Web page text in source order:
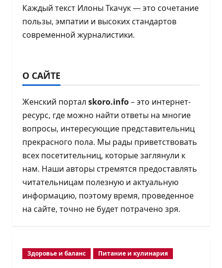
Каждый текст Илоны Ткачук — это сочетание
пользы, эмпатии и высоких стандартов
современной журналистики.
О САЙТЕ
Женский портал skoro.info– это интернет-
ресурс, где можно найти ответы на многие
вопросы, интересующие представительниц
прекрасного пола. Мы рады приветствовать
всех посетительниц, которые заглянули к
нам. Наши авторы стремятся предоставлять
читательницам полезную и актуальную
информацию, поэтому время, проведенное
на сайте, точно не будет потрачено зря.
Здоровье и баланс Питание и кулинария